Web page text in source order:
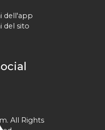
dell'app
del sito
All Rights